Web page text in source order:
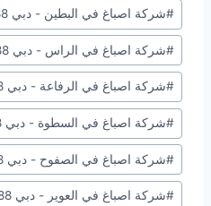
#شركة اصباغ في البطين - دبي 0563809588
#شركة اصباغ في الراس - دبي 0563809588
#شركة اصباغ في الرفاعة - دبي 0563809588
#شركة اصباغ في السطوة - دبي 0563809588
#شركة اصباغ في الصفوح - دبي 0563809588
#شركة اصباغ في العوير - دبي 0563809588